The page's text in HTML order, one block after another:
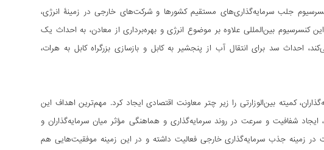
جلب سرمایه‌گذاری‌های مستقیم کشورها و شرکت‌های خارجی در زمینۀ انرژی،
بین‌المللی علاوه بر موضوع انرژی و بهره‌برداری از معادن، به احداث یک
احداث سد برای انتقال آب از پنجشیر به کابل و بازسازی بزرگراه کابل به هرات،
کمیته بین‌الوزارتی را زیر چتر معاونت اقتصادی ایجاد کرد. مهم‌ترین اهداف این
شفافیت و سرعت در روند سرمایه‌گذاری و هماهنگی مؤثر میان سرمایه‌گذاران و
در زمینه جذب سرمایه‌گذاری خارجی فعالیت داشته و در این زمینه موفقیت‌هایی هم